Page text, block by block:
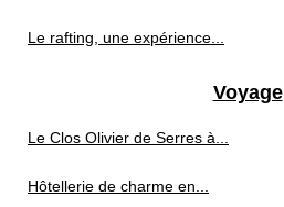
Le rafting, une expérience...
Voyage
Le Clos Olivier de Serres à...
Hôtellerie de charme en...